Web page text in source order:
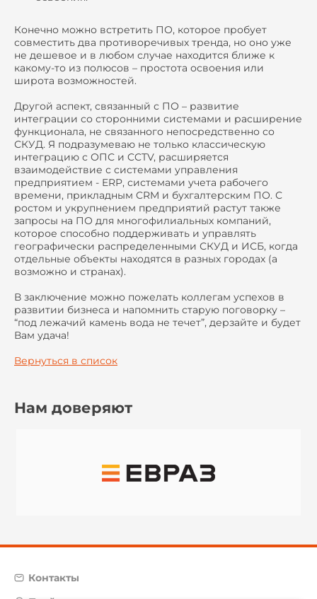
Конечно можно встретить ПО, которое пробует
совместить два противоречивых тренда, но оно уже
не дешевое и в любом случае находится ближе к
какому-то из полюсов – простота освоения или
широта возможностей.
Другой аспект, связанный с ПО – развитие
интеграции со сторонними системами и расширение
функционала, не связанного непосредственно со
СКУД. Я подразумеваю не только классическую
интеграцию с ОПС и CCTV, расширяется
взаимодействие с системами управления
предприятием - ERP, системами учета рабочего
времени, прикладным CRM и бухгалтерским ПО. С
ростом и укрупнением предприятий растут также
запросы на ПО для многофилиальных компаний,
которое способно поддерживать и управлять
географически распределенными СКУД и ИСБ, когда
отдельные объекты находятся в разных городах (а
возможно и странах).
В заключение можно пожелать коллегам успехов в
развитии бизнеса и напомнить старую поговорку –
“под лежачий камень вода не течет”, дерзайте и будет
Вам удача!
Вернуться в список
Нам доверяют
Контакты